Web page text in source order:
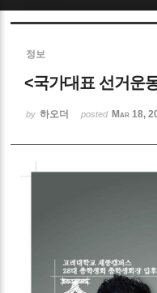
정보
<국가대표 선거운
by 하오더 posted Mar 18,